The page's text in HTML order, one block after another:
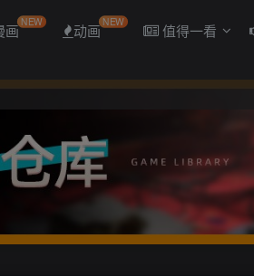
画NEW 动画 NEW 值得一看